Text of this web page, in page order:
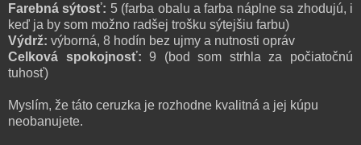
Farebná sýtosť: 5 (farba obalu a farba náplne sa zhodujú, i
keď ja by som možno radšej trošku sýtejšiu farbu)
Výdrž: výborná, 8 hodín bez ujmy a nutnosti opráv
Celková spokojnosť: 9 (bod som strhla za počiatočnú
tuhosť)
Myslím, že táto ceruzka je rozhodne kvalitná a jej kúpu
neobanujete.